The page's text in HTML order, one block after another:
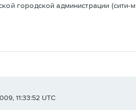
городской администрации
11:33:52 UTC